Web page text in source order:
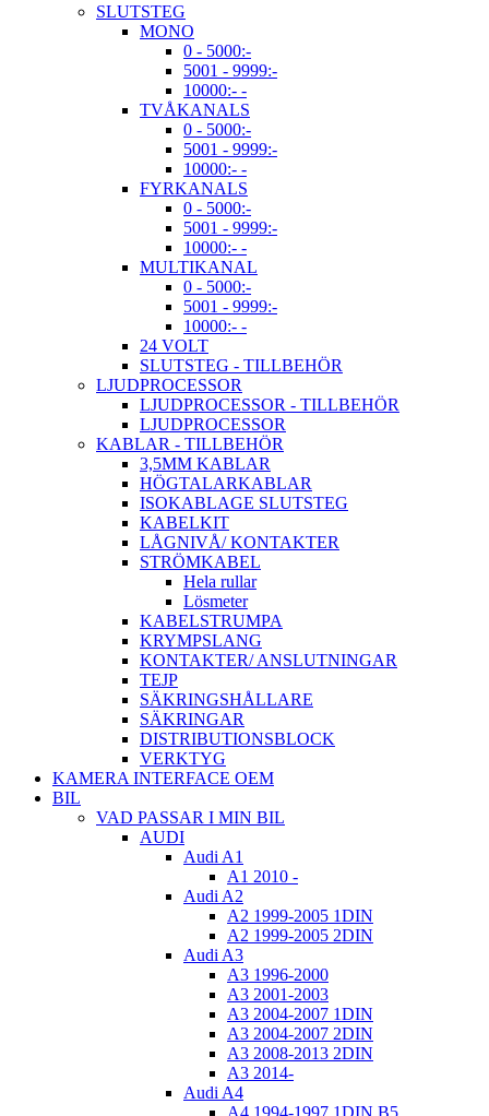
SLUTSTEG
MONO
0 - 5000:-
5001 - 9999:-
10000:- -
TVÅKANALS
0 - 5000:-
5001 - 9999:-
10000:- -
FYRKANALS
0 - 5000:-
5001 - 9999:-
10000:- -
MULTIKANAL
0 - 5000:-
5001 - 9999:-
10000:- -
24 VOLT
SLUTSTEG - TILLBEHÖR
LJUDPROCESSOR
LJUDPROCESSOR - TILLBEHÖR
LJUDPROCESSOR
KABLAR - TILLBEHÖR
3,5MM KABLAR
HÖGTALARKABLAR
ISOKABLAGE SLUTSTEG
KABELKIT
LÅGNIVÅ/ KONTAKTER
STRÖMKABEL
Hela rullar
Lösmeter
KABELSTRUMPA
KRYMPSLANG
KONTAKTER/ ANSLUTNINGAR
TEJP
SÄKRINGSHÅLLARE
SÄKRINGAR
DISTRIBUTIONSBLOCK
VERKTYG
KAMERA INTERFACE OEM
BIL
VAD PASSAR I MIN BIL
AUDI
Audi A1
A1 2010 -
Audi A2
A2 1999-2005 1DIN
A2 1999-2005 2DIN
Audi A3
A3 1996-2000
A3 2001-2003
A3 2004-2007 1DIN
A3 2004-2007 2DIN
A3 2008-2013 2DIN
A3 2014-
Audi A4
A4 1994-1997 1DIN B5